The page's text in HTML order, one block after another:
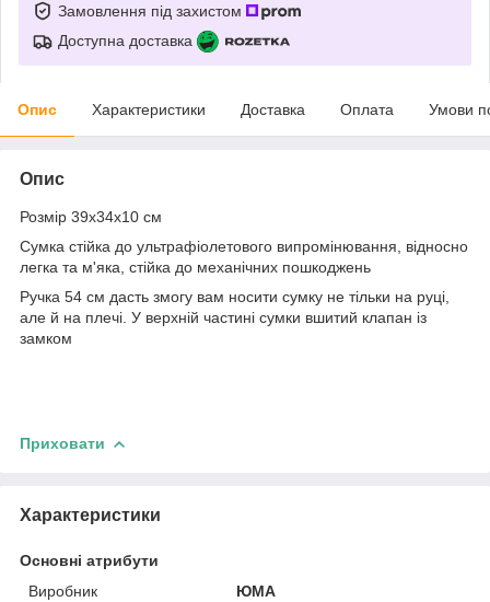
Замовлення під захистом
Доступна доставка
Опис Характеристики Доставка Оплата Умови
Опис
Розмір 39х34х10 см
Сумка стійка до ультрафіолетового випромінювання, відносно
легка та м'яка, стійка до механічних пошкоджень
Ручка 54 см дасть змогу вам носити сумку не тільки на руці,
але й на плечі. У верхній частині сумки вшитий клапан із
замком
Приховати
Характеристики
Основні атрибути
Виробник
ЮМА